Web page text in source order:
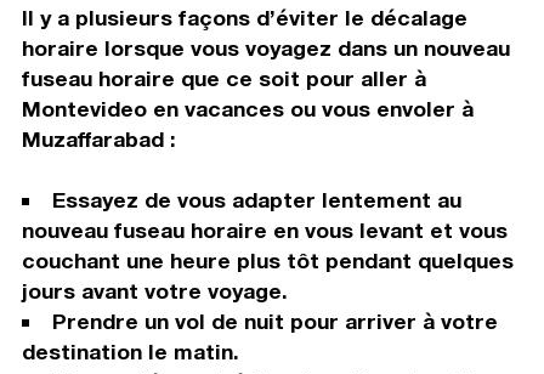
Il y a plusieurs façons d’éviter le décalage
horaire lorsque vous voyagez dans un nouveau
fuseau horaire que ce soit pour aller à
Montevideo en vacances ou vous envoler à
Muzaffarabad :
Essayez de vous adapter lentement au
nouveau fuseau horaire en vous levant et vous
couchant une heure plus tôt pendant quelques
jours avant votre voyage.
Prendre un vol de nuit pour arriver à votre
destination le matin.